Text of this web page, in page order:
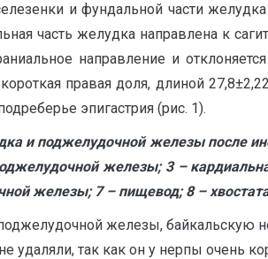
и фундальной части
часть желудка направлена к
направление и
правая доля, длиной
эпигастрия (рис. 1).
и поджелудочной железы после
железы; 3 –
железы; 7 – пищевод; 8 –
железы, байкальскую
удаляли, так как он у нерпы очень